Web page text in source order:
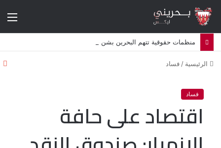
الرئيسية / فساد
فساد
اقتصاد على حافة